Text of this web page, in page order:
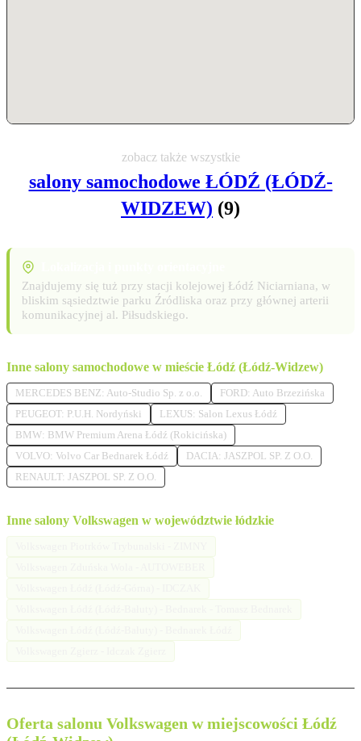
zobacz także wszystkie
salony samochodowe ŁÓDŹ (ŁÓDŹ-
WIDZEW) (9)
Znajdujemy się tuż przy stacji kolejowej Łódź Niciarniana, w
bliskim sąsiedztwie parku Źródliska oraz przy głównej arterii
komunikacyjnej al. Piłsudskiego.
Inne salony samochodowe w mieście Łódź (Łódź-Widzew)
MERCEDES BENZ: Auto-Studio Sp. z o.o.
FORD: Auto Brzezińska
PEUGEOT: P.U.H. Nordyński
LEXUS: Salon Lexus Łódź
BMW: BMW Premium Arena Łódź (Rokicińska)
VOLVO: Volvo Car Bednarek Łódź
DACIA: JASZPOL SP. Z O.O.
RENAULT: JASZPOL SP. Z O.O.
Inne salony Volkswagen w województwie łódzkie
Oferta salonu Volkswagen w miejscowości Łódź